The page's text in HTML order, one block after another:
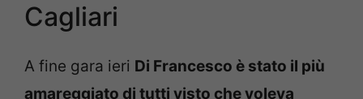
Cagliari
A fine gara ieri Di Francesco è stato il più
amareggiato di tutti visto che voleva